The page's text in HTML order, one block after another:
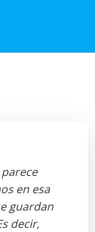
en esa
guardan
decir,